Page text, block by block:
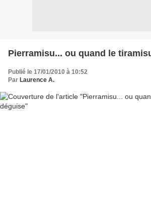
Pierramisu... ou quand le
Publié le 17/01/2010 à 10:52
Par Laurence A.